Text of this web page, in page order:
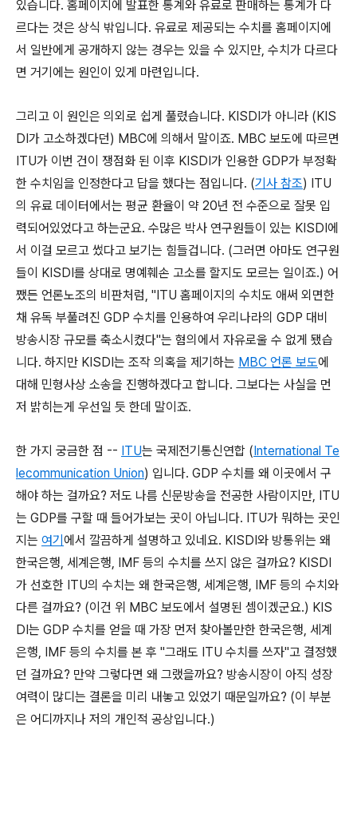
있습니다. 홈페이지에 발표한 통계와 유료로 판매하는 통계가 다
르다는 것은 상식 밖입니다. 유료로 제공되는 수치를 홈페이지에
서 일반에게 공개하지 않는 경우는 있을 수 있지만, 수치가 다르다
면 거기에는 원인이 있게 마련입니다.
그리고 이 원인은 의외로 쉽게 풀렸습니다. KISDI가 아니라 (KIS
DI가 고소하겠다던) MBC에 의해서 말이죠. MBC 보도에 따르면
ITU가 이번 건이 쟁점화 된 이후 KISDI가 인용한 GDP가 부정확
한 수치임을 인정한다고 답을 했다는 점입니다. (기사 참조) ITU
의 유료 데이터에서는 평균 환율이 약 20년 전 수준으로 잘못 입
력되어있었다고 하는군요. 수많은 박사 연구원들이 있는 KISDI에
서 이걸 모르고 썼다고 보기는 힘들겁니다. (그러면 아마도 연구원
들이 KISDI를 상대로 명예훼손 고소를 할지도 모르는 일이죠.) 어
쨌든 언론노조의 비판처럼, "ITU 홈페이지의 수치도 애써 외면한
채 유독 부풀려진 GDP 수치를 인용하여 우리나라의 GDP 대비
방송시장 규모를 축소시켰다"는 혐의에서 자유로울 수 없게 됐습
니다. 하지만 KISDI는 조작 의혹을 제기하는 MBC 언론 보도에
대해 민형사상 소송을 진행하겠다고 합니다. 그보다는 사실을 먼
저 밝히는게 우선일 듯 한데 말이죠.
한 가지 궁금한 점 -- ITU는 국제전기통신연합 (International Te
lecommunication Union) 입니다. GDP 수치를 왜 이곳에서 구
해야 하는 걸까요? 저도 나름 신문방송을 전공한 사람이지만, ITU
는 GDP를 구할 때 들어가보는 곳이 아닙니다. ITU가 뭐하는 곳인
지는 여기에서 깔끔하게 설명하고 있네요. KISDI와 방통위는 왜
한국은행, 세계은행, IMF 등의 수치를 쓰지 않은 걸까요? KISDI
가 선호한 ITU의 수치는 왜 한국은행, 세계은행, IMF 등의 수치와
다른 걸까요? (이건 위 MBC 보도에서 설명된 셈이겠군요.) KIS
DI는 GDP 수치를 얻을 때 가장 먼저 찾아볼만한 한국은행, 세계
은행, IMF 등의 수치를 본 후 "그래도 ITU 수치를 쓰자"고 결정했
던 걸까요? 만약 그렇다면 왜 그랬을까요? 방송시장이 아직 성장
여력이 많디는 결론을 미리 내놓고 있었기 때문일까요? (이 부분
은 어디까지나 저의 개인적 공상입니다.)